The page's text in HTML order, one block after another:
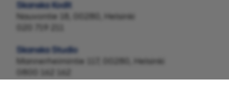
Skanska Kodit
Nauvontie 18, 00280, Helsinki
Skanska Studio
Mannerheimintie 117, 00280, Helsinki
0800 162 162